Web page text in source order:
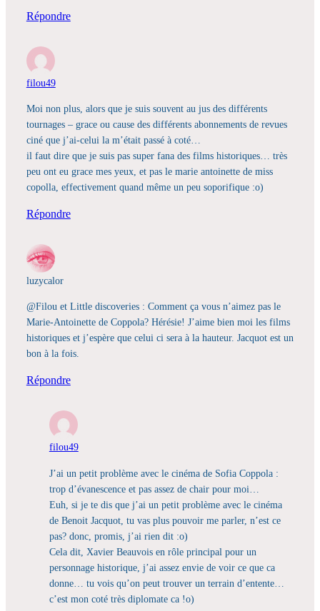
Répondre
filou49
Moi non plus, alors que je suis souvent au jus des différents
tournages – grace ou cause des différents abonnements de revues
ciné que j’ai-celui la m’était passé à coté…
il faut dire que je suis pas super fana des films historiques… très
peu ont eu grace mes yeux, et pas le marie antoinette de miss
copolla, effectivement quand même un peu soporifique :o)
Répondre
luzycalor
@Filou et Little discoveries : Comment ça vous n’aimez pas le
Marie-Antoinette de Coppola? Hérésie! J’aime bien moi les films
historiques et j’espère que celui ci sera à la hauteur. Jacquot est un
bon à la fois.
Répondre
filou49
J’ai un petit problème avec le cinéma de Sofia Coppola :
trop d’évanescence et pas assez de chair pour moi…
Euh, si je te dis que j’ai un petit problème avec le cinéma
de Benoit Jacquot, tu vas plus pouvoir me parler, n’est ce
pas? donc, promis, j’ai rien dit :o)
Cela dit, Xavier Beauvois en rôle principal pour un
personnage historique, j’ai assez envie de voir ce que ca
donne… tu vois qu’on peut trouver un terrain d’entente…
c’est mon coté très diplomate ca !o)